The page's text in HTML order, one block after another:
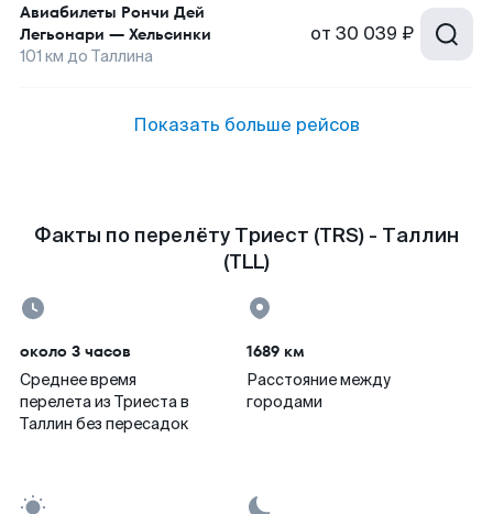
Авиабилеты Рончи Дей
Легьонари — Хельсинки
101 км до Таллина
от 30 039 ₽
Показать больше рейсов
Факты по перелёту Триест (TRS) - Таллин
(TLL)
около 3 часов
Среднее время
перелета из Триеста в
Таллин без пересадок
1689 км
Расстояние между
городами